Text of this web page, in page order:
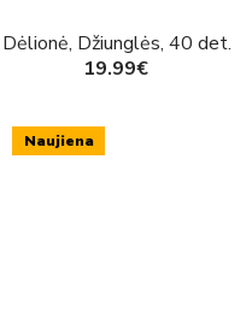
Dėlionė, Džiunglės, 40 det.
19.99€
Naujiena